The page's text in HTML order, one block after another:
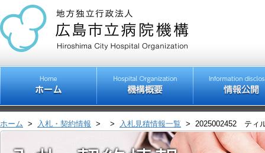
ホーム > 入札・契約情報 > > 入札見積情報一覧 > 2025002452 ティ